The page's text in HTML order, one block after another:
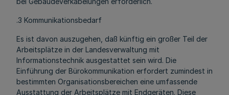
.3 Kommunikationsbedarf
Es ist davon auszugehen, daß künftig ein großer Teil der
Arbeitsplätze in der Landesverwaltung mit
Informationstechnik ausgestattet sein wird. Die
Einführung der Bürokommunikation erfordert zumindest in
bestimmten Organisationsbereichen eine umfassende
Ausstattung der Arbeitsplätze mit Endgeräten. Diese